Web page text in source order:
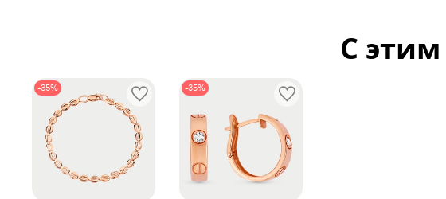
С
-35% -35%